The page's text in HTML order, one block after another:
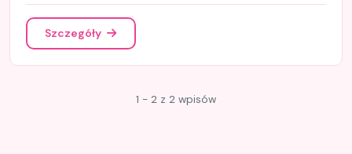
Szczegóły
1 - 2 z 2 wpisów